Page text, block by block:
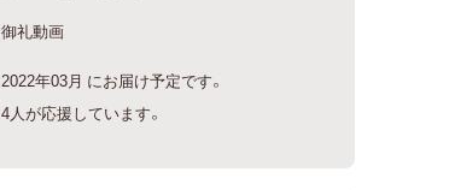
御礼動画
2022年03月 にお届け予定です。
4人が応援しています。